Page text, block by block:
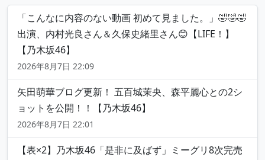
「こんなに内容のない動画 初めて見ました。」🤣🤣🤣
出演、内村光良さん＆久保史緒里さん😊【LIFE！】
【乃木坂46】
2026年8月7日 22:09
矢田萌華ブログ更新！ 五百城茉央、森平麗心との2シ
ョットを公開！！【乃木坂46】
2026年8月7日 22:01
【表×2】乃木坂46「是非に及ばず」ミーグリ8次完売